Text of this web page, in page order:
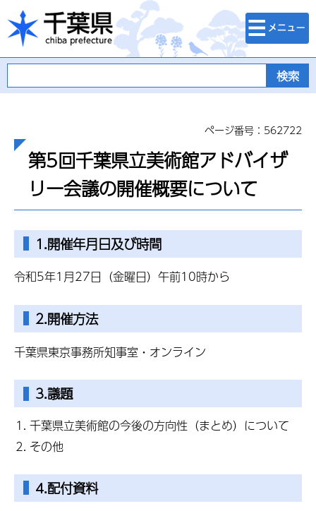
千葉県
検索・メニュ
ー
ページ番号：562722
第5回千葉県立美術館アドバイザ
リー会議の開催概要について
1.開催年月日及び時間
令和5年1月27日（金曜日）午前10時から
2.開催方法
千葉県東京事務所知事室・オンライン
3.議題
千葉県立美術館の今後の方向性（まとめ）について
その他
4.配付資料